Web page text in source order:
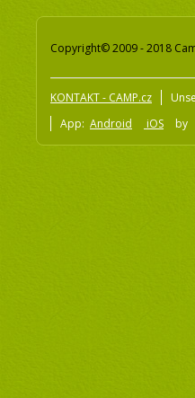
Copyright© 2009 - 2018
KONTAKT - CAMP.cz
App: Android iOS by